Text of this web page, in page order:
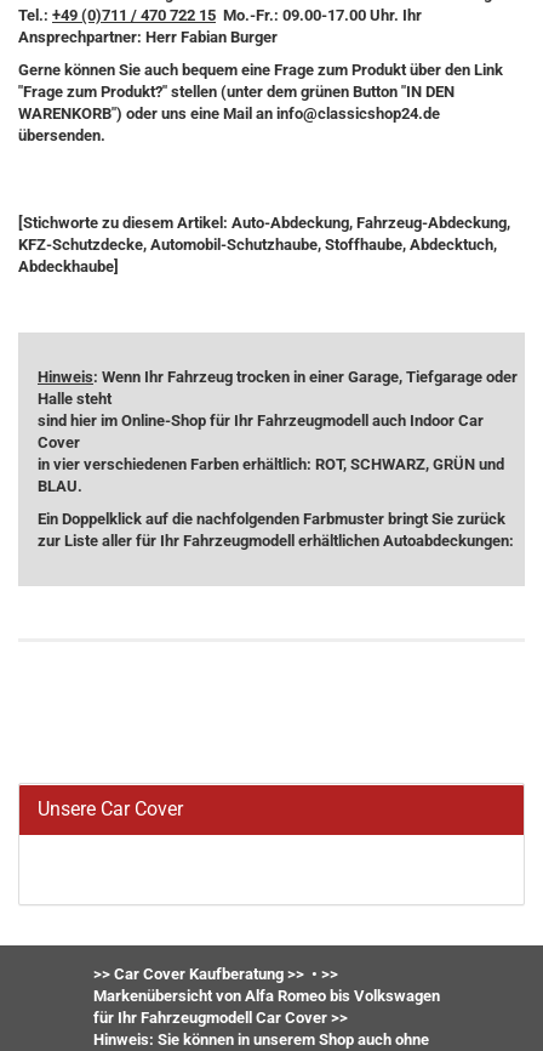
Tel.: +49 (0)711 / 470 722 15 Mo.-Fr.: 09.00-17.00 Uhr. Ihr
Ansprechpartner: Herr Fabian Burger
Gerne können Sie auch bequem eine Frage zum Produkt über den Link
"Frage zum Produkt?" stellen (unter dem grünen Button "IN DEN
WARENKORB") oder uns eine Mail an info@classicshop24.de
übersenden.
[Stichworte zu diesem Artikel: Auto-Abdeckung, Fahrzeug-Abdeckung,
KFZ-Schutzdecke, Automobil-Schutzhaube, Stoffhaube, Abdecktuch,
Abdeckhaube]
Hinweis: Wenn Ihr Fahrzeug trocken in einer Garage, Tiefgarage oder
Halle steht
sind hier im Online-Shop für Ihr Fahrzeugmodell auch Indoor Car
Cover
in vier verschiedenen Farben erhältlich: ROT, SCHWARZ, GRÜN und
BLAU.
Ein Doppelklick auf die nachfolgenden Farbmuster bringt Sie zurück
zur Liste aller für Ihr Fahrzeugmodell erhältlichen Autoabdeckungen:
Unsere Car Cover
>> Car Cover Kaufberatung >> • >>
Markenübersicht von Alfa Romeo bis Volkswagen
für Ihr Fahrzeugmodell Car Cover >>
Hinweis: Sie können in unserem Shop auch ohne